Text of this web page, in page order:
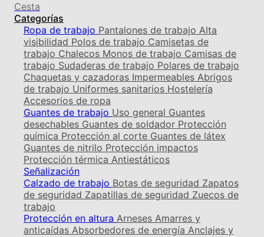
Cesta
Categorías
Ropa de trabajo Pantalones de trabajo Alta
visibilidad Polos de trabajo Camisetas de
trabajo Chalecos Monos de trabajo Camisas de
trabajo Sudaderas de trabajo Polares de trabajo
Chaquetas y cazadoras Impermeables Abrigos
de trabajo Uniformes sanitarios Hostelería
Accesorios de ropa
Guantes de trabajo Uso general Guantes
desechables Guantes de soldador Protección
química Protección al corte Guantes de látex
Guantes de nitrilo Protección impactos
Protección térmica Antiestáticos
Señalización
Calzado de trabajo Botas de seguridad Zapatos
de seguridad Zapatillas de seguridad Zuecos de
trabajo
Protección en altura Arneses Amarres y
anticaídas Absorbedores de energía Anclajes y